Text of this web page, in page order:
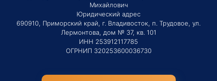
Михайлович
Юридический адрес
690910, Приморский край, г. Владивосток, п. Трудовое, ул.
Лермонтова, дом № 37, кв. 101
ИНН 253912117785
ОГРНИП 320253600036730